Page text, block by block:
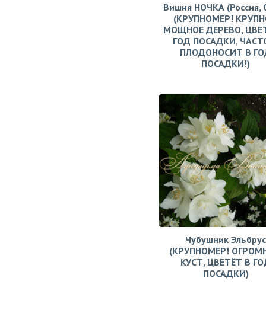
Вишня НОЧКА (Россия,
(КРУПНОМЕР!
МОЩНОЕ ДЕРЕВО,
ГОД ПОСАДКИ,
ПЛОДОНОСИТ В
ПОСАДКИ!)
Чубушник Эльбрус
(КРУПНОМЕР!
КУСТ, ЦВЕТЁТ В
ПОСАДКИ)